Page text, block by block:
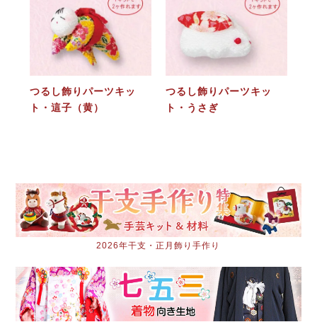
つるし飾りパーツキッ
ト・這子（黄）
つるし飾りパーツキッ
ト・うさぎ
2026年干支・正月飾り手作り